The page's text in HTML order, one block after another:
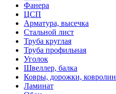
Фанера
ЦСП
Арматура, высечка
Стальной лист
Труба круглая
Труба профильная
Уголок
Швеллер, балка
Ковры, дорожки, ковролин
Ламинат